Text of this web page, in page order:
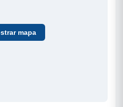
mapa